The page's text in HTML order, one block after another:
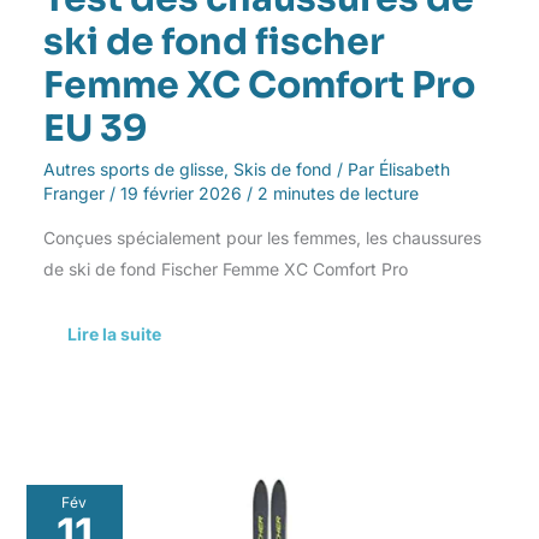
ski de fond fischer
Femme XC Comfort Pro
EU 39
Autres sports de glisse, Skis de fond / Par Élisabeth
Franger / 19 février 2026 / 2 minutes de lecture
Conçues spécialement pour les femmes, les chaussures
de ski de fond Fischer Femme XC Comfort Pro
Lire la suite
Fév
Test
des